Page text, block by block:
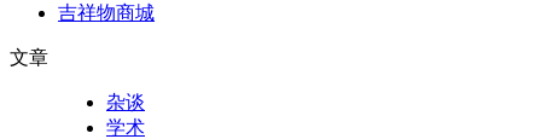
吉祥物商城
文章
杂谈
学术